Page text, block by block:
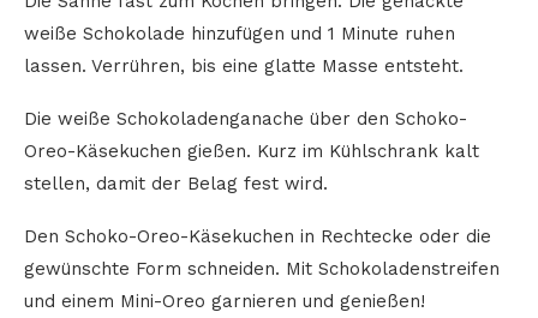
weiße Schokolade hinzufügen und 1 Minute ruhen
lassen. Verrühren, bis eine glatte Masse entsteht.
Die weiße Schokoladenganache über den Schoko-
Oreo-Käsekuchen gießen. Kurz im Kühlschrank kalt
stellen, damit der Belag fest wird.
Den Schoko-Oreo-Käsekuchen in Rechtecke oder die
gewünschte Form schneiden. Mit Schokoladenstreifen
und einem Mini-Oreo garnieren und genießen!